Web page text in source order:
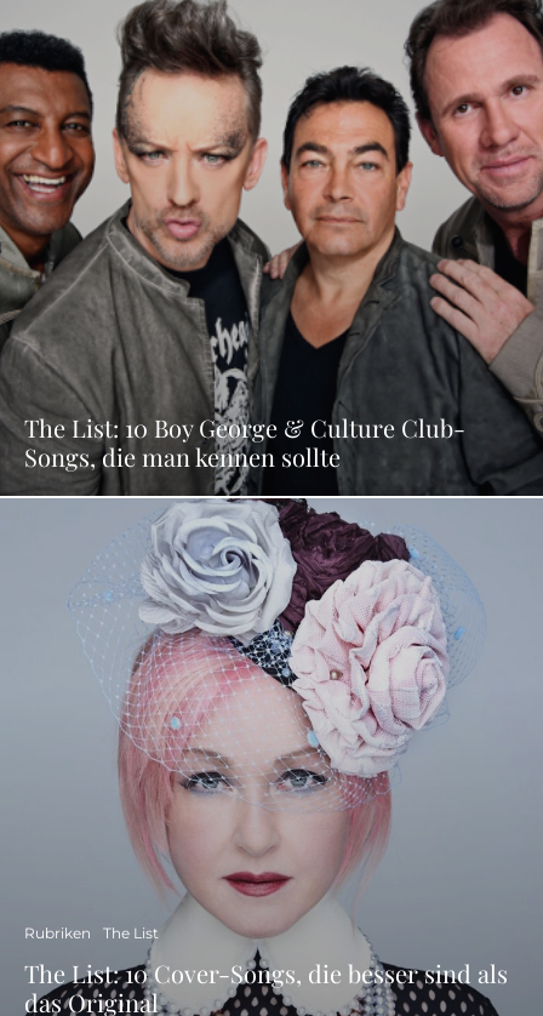
The List: 10 Boy George & Culture Club-
Songs, die man kennen sollte
Rubriken The List
The List: 10 Cover-Songs, die besser sind als
das Original